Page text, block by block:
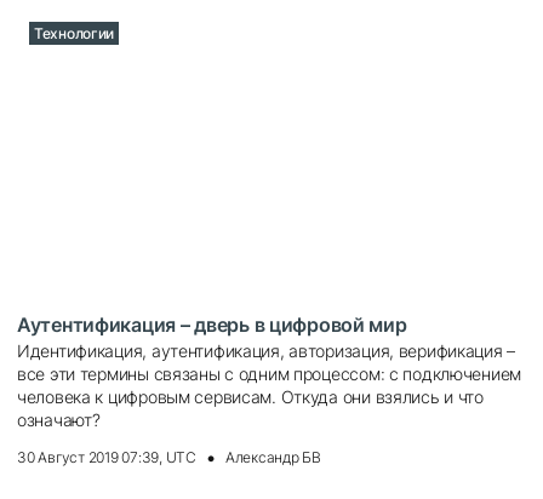
Технологии
Аутентификация – дверь в цифровой мир
Идентификация, аутентификация, авторизация, верификация –
все эти термины связаны с одним процессом: с подключением
человека к цифровым сервисам. Откуда они взялись и что
означают?
30 Август 2019 07:39, UTC Александр БВ